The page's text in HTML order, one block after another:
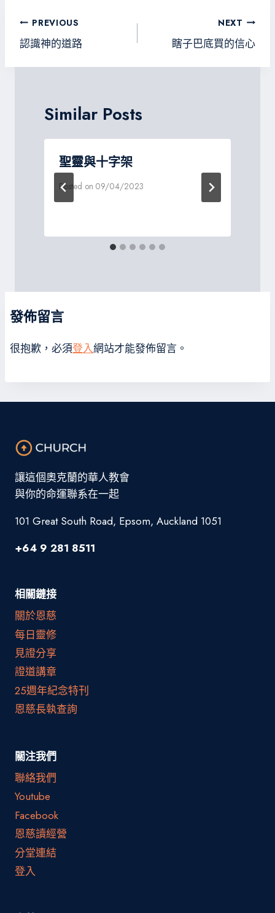
文
章
導
PREVIOUS
認識神的道路
NEXT
瞎子巴底買的信心
Similar Posts
聖靈與十字架
Posted on 09/04/2023
發佈留言
很抱歉，必須登入網站才能發佈留言。
讓這個奧克蘭的華人教會
與你的命運聯系在一起
101 Great South Road, Epsom, Auckland 1051
+64 9 281 8511
相關鏈接
關於恩慈
每日靈修
見證分享
證道講章
25週年紀念特刊
恩慈長執查詢
關注我們
聯絡我們
Youtube
Facebook
恩慈讀經營
分堂連結
登入